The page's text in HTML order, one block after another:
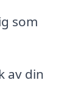
som
av din